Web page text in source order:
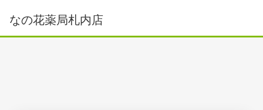
なの花薬局札内店